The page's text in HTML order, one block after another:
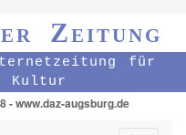
Zeitung
für
Kultur
- www.daz-augsburg.de